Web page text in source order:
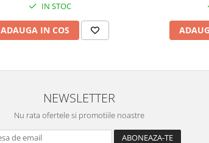
IN STOC
ADAUGA IN COS
NEWSLETTER
Nu rata ofertele si promotiile noastre